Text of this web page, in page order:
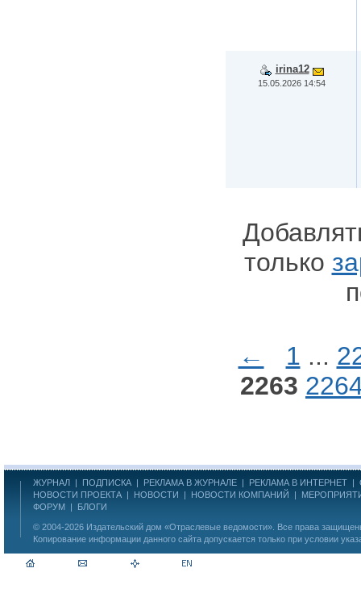
irina12
15.05.2026 14:54
только
← 1 ...
2263
ЖУРНАЛ | ПОДПИСКА | РЕКЛАМА В ЖУРНАЛЕ | РЕКЛАМА В ИНТЕРНЕТ |
НОВОСТИ ПРОЕКТА | НОВОСТИ | НОВОСТИ КОМПАНИЙ |
ФОРУМ | БЛОГИ
© 2004-2026 Издательский дом «Отраслевые ведомости» . Все права
Копирование информации данного сайта допускается только при условии